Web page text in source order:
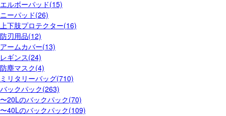
エルボーパッド(15)
ニーパッド(26)
上下肢プロテクター(16)
防刃用品(12)
アームカバー(13)
レギンス(24)
防塵マスク(4)
ミリタリーバッグ(710)
バックパック(263)
〜20Lのバックパック(70)
〜40Lのバックパック(109)